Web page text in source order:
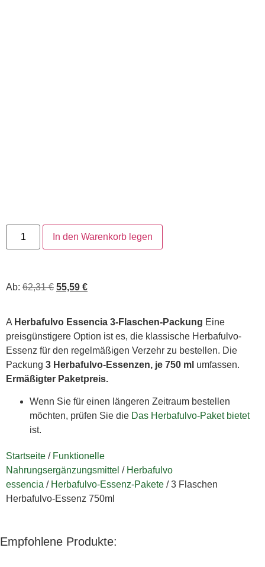
In den Warenkorb legen
Ab: 62,31€ 55,59 €
A Herbafulvo Essencia 3-Flaschen-Packung Eine
preisgünstigere Option ist es, die klassische Herbafulvo-
Essenz für den regelmäßigen Verzehr zu bestellen. Die
Packung 3 Herbafulvo-Essenzen, je 750 ml umfassen.
Ermäßigter Paketpreis.
Wenn Sie für einen längeren Zeitraum bestellen
möchten, prüfen Sie die Das Herbafulvo-Paket bietet
ist.
Startseite / Funktionelle
Nahrungsergänzungsmittel / Herbafulvo
essencia / Herbafulvo-Essenz-Pakete / 3 Flaschen
Herbafulvo-Essenz 750ml
Empfohlene Produkte: